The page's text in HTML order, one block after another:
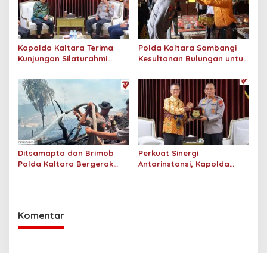
Kapolda Kaltara Terima
Kunjungan Silaturahmi
Kaltara
Polda Kaltara Sambangi
Kesultanan Bulungan untuk
Ditsamapta dan Brimob
Polda Kaltara Bergerak
Perkuat Sinergi
Antarinstansi, Kapolda
Komentar